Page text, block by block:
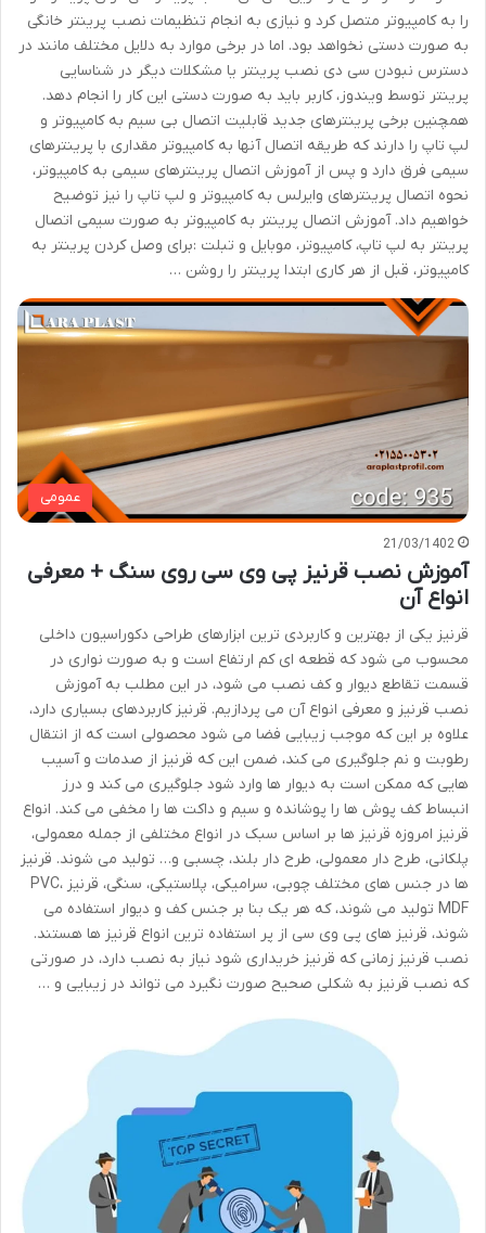
را به کامپیوتر متصل کرد و نیازی به انجام تنظیمات نصب پرینتر خانگی
به صورت دستی نخواهد بود. اما در برخی موارد به دلایل مختلف مانند در
دسترس نبودن سی دی نصب پرینتر یا مشکلات دیگر در شناسایی
پرینتر توسط ویندوز، کاربر باید به صورت دستی این کار را انجام دهد.
همچنین برخی پرینترهای جدید قابلیت اتصال بی سیم به کامپیوتر و
لپ تاپ را دارند که طریقه اتصال آنها به کامپیوتر مقداری با پرینترهای
سیمی فرق دارد و پس از آموزش اتصال پرینترهای سیمی به کامپیوتر،
نحوه اتصال پرینترهای وایرلس به کامپیوتر و لپ تاپ را نیز توضیح
خواهیم داد. آموزش اتصال پرینتر به کامپیوتر به صورت سیمی اتصال
پرینتر به لپ تاپ، کامپیوتر، موبایل و تبلت :برای وصل کردن پرینتر به
کامپیوتر، قبل از هر کاری ابتدا پرینتر را روشن …
عمومی
21/03/1402
آموزش نصب قرنیز پی وی سی روی سنگ + معرفی
انواع آن
قرنیز یکی از بهترین و کاربردی ترین ابزارهای طراحی دکوراسیون داخلی
محسوب می شود که قطعه ای کم ارتفاع است و به صورت نواری در
قسمت تقاطع دیوار و کف نصب می شود، در این مطلب به آموزش
نصب قرنیز و معرفی انواع آن می پردازیم. قرنیز کاربردهای بسیاری دارد،
علاوه بر این که موجب زیبایی فضا می شود محصولی است که از انتقال
رطوبت و نم جلوگیری می کند، ضمن این که قرنیز از صدمات و آسیب
هایی که ممکن است به دیوار ها وارد شود جلوگیری می کند و درز
انبساط کف پوش ها را پوشانده و سیم و داکت ها را مخفی می کند. انواع
قرنیز امروزه قرنیز ها بر اساس سبک در انواع مختلفی از جمله معمولی،
پلکانی، طرح دار معمولی، طرح دار بلند، چسبی و… تولید می شوند. قرنیز
ها در جنس های مختلف چوبی، سرامیکی، پلاستیکی، سنگی، قرنیز PVC،
MDF تولید می شوند، که هر یک بنا بر جنس کف و دیوار استفاده می
شوند، قرنیز های پی وی سی از پر استفاده ترین انواع قرنیز ها هستند.
نصب قرنیز زمانی که قرنیز خریداری شود نیاز به نصب دارد، در صورتی
که نصب قرنیز به شکلی صحیح صورت نگیرد می تواند در زیبایی و …